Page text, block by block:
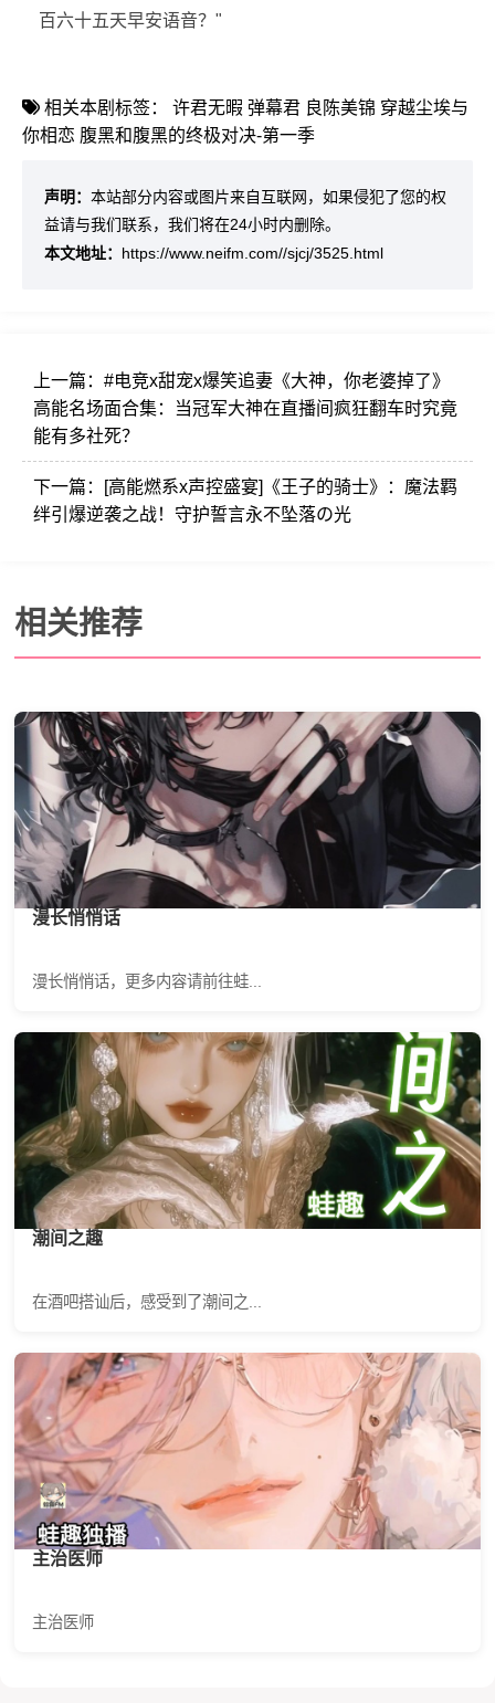
百六十五天早安语音？"
相关本剧标签： 许君无暇 弹幕君 良陈美锦 穿越尘埃与
你相恋 腹黑和腹黑的终极对决-第一季
声明： 本站部分内容或图片来自互联网，如果侵犯了您的权
益请与我们联系，我们将在24小时内删除。
本文地址： https://www.neifm.com//sjcj/3525.html
上一篇： #电竞x甜宠x爆笑追妻《大神，你老婆掉了》
高能名场面合集：当冠军大神在直播间疯狂翻车时究竟
能有多社死？
下一篇：
[高能燃系x声控盛宴]《王子的骑士》：魔法羁
绊引爆逆袭之战！守护誓言永不坠落の光
相关推荐
漫长悄悄话
漫长悄悄话，更多内容请前往蛙...
潮间之趣
在酒吧搭讪后，感受到了潮间之...
主治医师
主治医师